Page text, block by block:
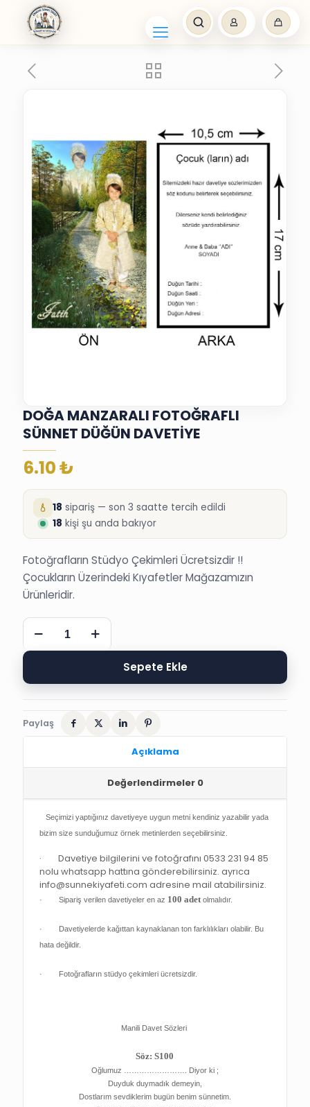
DOĞA MANZARALI FOTOĞRAFLI
SÜNNET DÜĞÜN DAVETİYE
6.10₺
18 sipariş — son 3 saatte tercih edildi
18 kişi şu anda bakıyor
Fotoğrafların Stüdyo Çekimleri Ücretsizdir !!
Çocukların Üzerindeki Kıyafetler Mağazamızın
Ürünleridir.
DOĞA
MANZARALI
FOTOĞRAFLI
DÜĞÜN
Sepete Ekle
Paylaş
Açıklama
Değerlendirmeler 0
Seçimizi yaptığınız davetiyeye uygun metni kendiniz yazabilir yada
bizim size sunduğumuz örnek metinlerden seçebilirsiniz.
· Davetiye bilgilerini ve fotoğrafını 0533 231 94 85
nolu whatsapp hattına gönderebilirsiniz. ayrıca
info@sunnekiyafeti.com adresine mail atabilirsiniz.
· Sipariş verilen davetiyeler en az 100 adet olmalıdır.
· Davetiyelerde kağıttan kaynaklanan ton farklılıkları olabilir. Bu
hata değildir.
· Fotoğrafların stüdyo çekimleri ücretsizdir.
Manili Davet Sözleri
Söz: S100
Oğlumuz ……………………. Diyor ki ;
Duyduk duymadık demeyin,
Dostlarım sevdiklerim bugün benim sünnetim.